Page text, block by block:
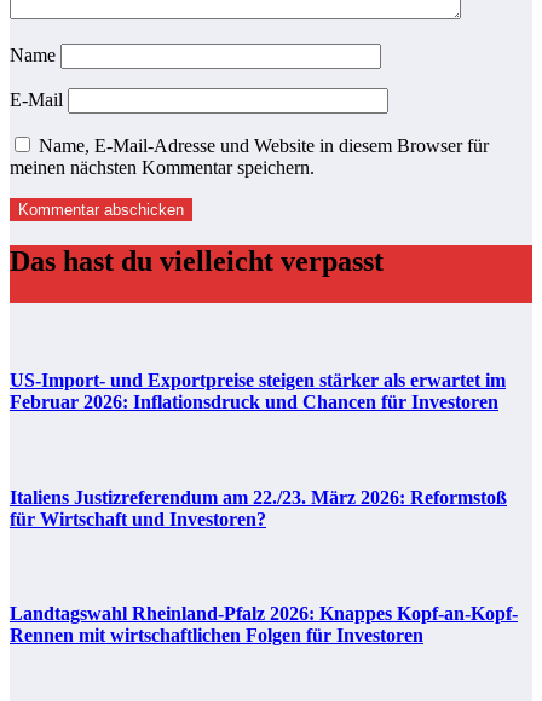
Name
E-Mail
Name, E-Mail-Adresse und Website in diesem Browser für
meinen nächsten Kommentar speichern.
Das hast du vielleicht verpasst
US-Import- und Exportpreise steigen stärker als erwartet im
Februar 2026: Inflationsdruck und Chancen für Investoren
Italiens Justizreferendum am 22./23. März 2026: Reformstoß
für Wirtschaft und Investoren?
Landtagswahl Rheinland-Pfalz 2026: Knappes Kopf-an-Kopf-
Rennen mit wirtschaftlichen Folgen für Investoren